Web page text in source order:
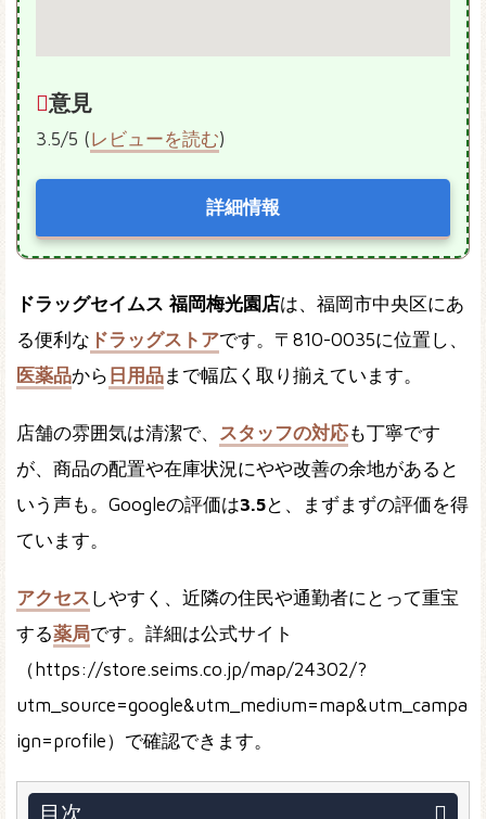
意見
3.5/5 (レビューを読む)
詳細情報
ドラッグセイムス 福岡梅光園店は、福岡市中央区にあ
る便利な ドラッグストアです。〒810-0035に位置し、
医薬品から 日用品まで幅広く取り揃えています。
店舗の雰囲気は清潔で、 スタッフの対応も丁寧です
が、商品の配置や在庫状況にやや改善の余地があると
いう声も。Googleの評価は3.5と、まずまずの評価を得
ています。
アクセス しやすく、近隣の住民や通勤者にとって重宝
する薬局です。詳細は公式サイト
（https://store.seims.co.jp/map/24302/?
utm_source=google&utm_medium=map&utm_campa
ign=profile）で確認できます。
目次